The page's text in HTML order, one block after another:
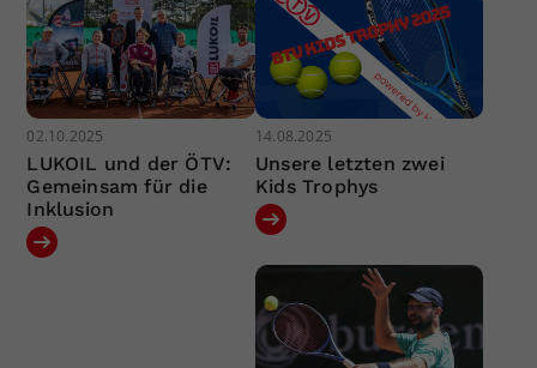
02.10.2025
LUKOIL und der ÖTV:
Gemeinsam für die
Inklusion
14.08.2025
Unsere letzten zwei
Kids Trophys